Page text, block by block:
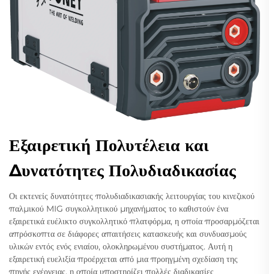
Εξαιρετική Πολυτέλεια και
Δυνατότητες Πολυδιαδικασίας
Οι εκτενείς δυνατότητες πολυδιαδικασιακής λειτουργίας του κινεζικού
παλμικού MIG συγκολλητικού μηχανήματος το καθιστούν ένα
εξαιρετικά ευέλικτο συγκολλητικό πλατφόρμα, η οποία προσαρμόζεται
απρόσκοπτα σε διάφορες απαιτήσεις κατασκευής και συνδυασμούς
υλικών εντός ενός ενιαίου, ολοκληρωμένου συστήματος. Αυτή η
εξαιρετική ευελιξία προέρχεται από μια προηγμένη σχεδίαση της